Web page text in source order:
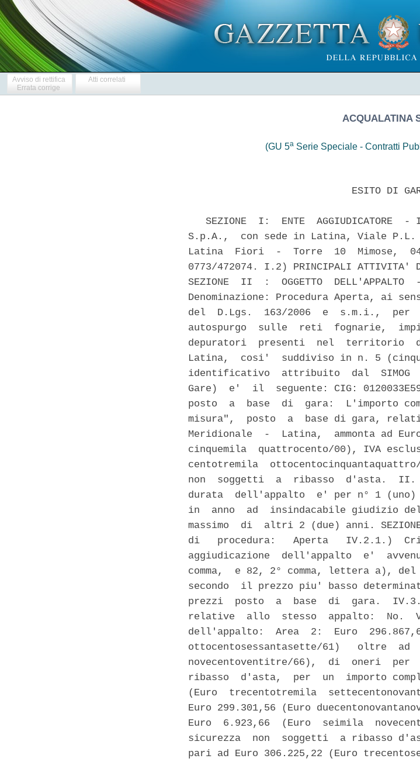
Avviso di rettifica
Errata corrige
Atti correlati
ACQUALATINA
(GU 5a Serie Speciale - Contratti
ESITO DI
SEZIONE  I:  ENTE  AGGIUDICATORE  -
S.p.A.,  con sede in Latina, Viale P.L.
Latina  Fiori  -  Torre  10  Mimose,
0773/472074. I.2) PRINCIPALI ATTIVITA'
SEZIONE  II  :  OGGETTO
Denominazione: Procedura Aperta, ai
del  D.Lgs.  163/2006  e  s.m.i.,
autospurgo  sulle  reti  fognarie,
depuratori  presenti  nel  territorio
Latina,  cosi'  suddiviso in n. 5
identificativo  attribuito  dal  SIMOG
Gare)  e'  il  seguente: CIG:
posto  a  base  di  gara:  L'importo
misura",  posto  a  base di gara,
Meridionale  -  Latina,  ammonta ad
cinquemila  quattrocento/00), IVA
centotremila
non  soggetti  a  ribasso  d'asta.  II.
durata  dell'appalto  e' per n° 1 (uno)
in  anno  ad  insindacabile giudizio
massimo  di  altri 2 (due) anni.
di   procedura:   Aperta   IV.2.1.)
aggiudicazione  dell'appalto  e'
comma,  e 82, 2° comma, lettera a),
secondo  il prezzo piu' basso
prezzi  posto  a  base  di  gara.
relative  allo  stesso  appalto:  No.
dell'appalto:  Area  2:  Euro
ottocentosessantasette/61)   oltre  ad
novecentoventitre/66),  di  oneri  per
ribasso  d'asta,  per  un  importo
(Euro  trecentotremila
Euro 299.301,56 (Euro
Euro  6.923,66  (Euro  seimila
sicurezza  non  soggetti  a ribasso
pari ad Euro 306.225,22 (Euro